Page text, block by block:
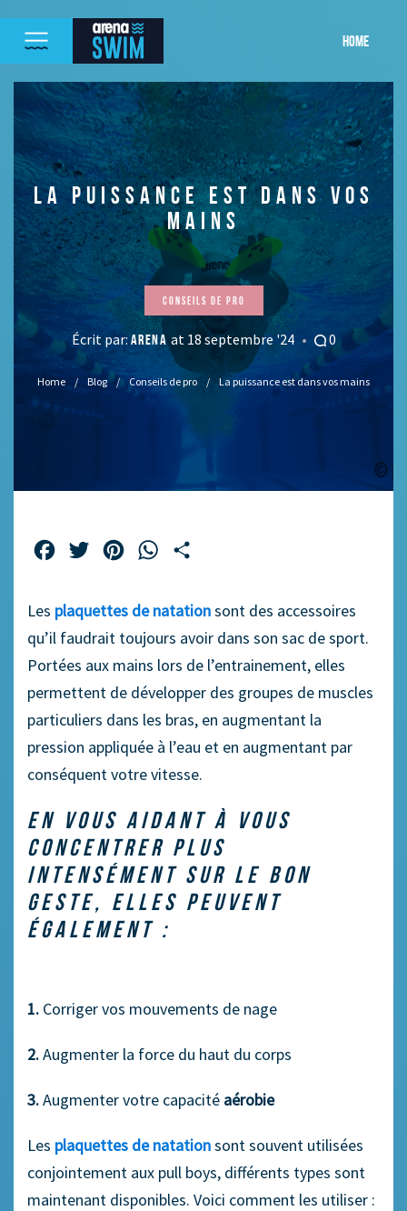
HOME
LA PUISSANCE EST DANS VOS
MAINS
Conseils de pro
Écrit par:ARENA at 18 septembre '24 0
Home Blog Conseils de pro La puissance est dans vos mains
FacebookTwitterPinterestWhatsApp
Les plaquettes de natationsont des accessoires
qu’il faudrait toujours avoir dans son sac de sport.
Portées aux mains lors de l’entrainement, elles
permettent de développer des groupes de muscles
particuliers dans les bras, en augmentant la
pression appliquée à l’eau et en augmentant par
conséquent votre vitesse.
EN VOUS AIDANT À VOUS
CONCENTRER PLUS
INTENSÉMENT SUR LE BON
GESTE, ELLES PEUVENT
ÉGALEMENT :
1. Corriger vos mouvements de nage
2.Augmenter la force du haut du corps
3.Augmenter votre capacité aérobie
Les plaquettes de natationsont souvent utilisées
conjointement aux pull boys, différents types sont
maintenant disponibles. Voici comment les utiliser :